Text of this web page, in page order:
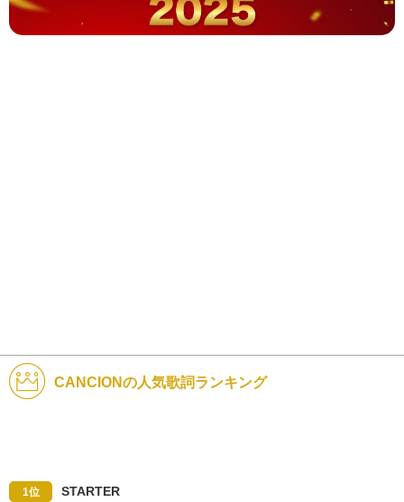
CANCIONの人気歌詞ランキング
1位 STARTER